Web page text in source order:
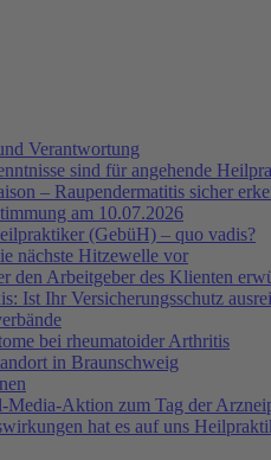
Verantwortung
sind für angehende
– Raupendermatitis sicher
am 10.07.2026
(GebüH) – quo vadis?
nächste Hitzewelle vor
den Arbeitgeber des Klienten
Ist Ihr Versicherungsschutz
bei rheumatoider Arthritis
in Braunschweig
Aktion zum Tag der
hat es auf uns